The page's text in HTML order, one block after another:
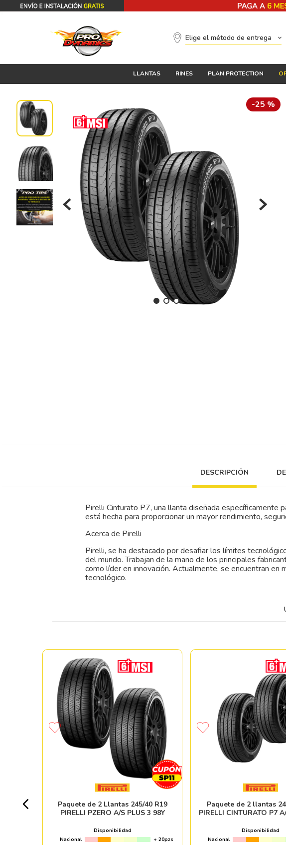
Elige el método de entrega
LLANTAS RINES PLAN PROTECTION
-25 %
DESCRIPCIÓN
Pirelli Cinturato P7, una llanta diseñada
está hecha para proporcionar un mayor rendimiento,
Acerca de Pirelli
Pirelli, se ha destacado por desafiar los límites
del mundo. Trabajan de la mano de los principales
como líder en innovación. Actualmente, se encuentran
tecnológico.
Paquete de 2 Llantas 245/40 R19
PIRELLI PZERO A/S PLUS 3 98Y
Disponibilidad
Nacional
+ 20pzs
Paquete de 2 llantas
PIRELLI CINTURATO P7
Disponibilidad
Nacional